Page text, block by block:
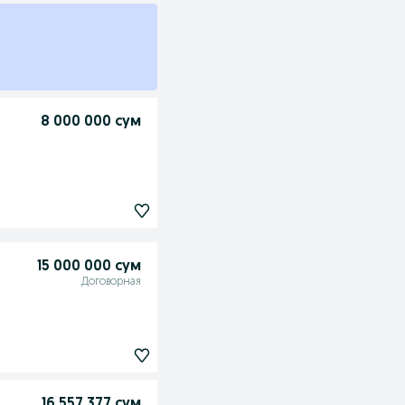
8 000 000 сум
15 000 000 сум
Договорная